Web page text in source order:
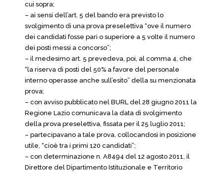
cui sopra;
– ai sensi dell’art. 5 del bando era previsto lo
svolgimento di una prova preselettiva “ove il numero
dei candidati fosse pari o superiore a 5 volte il numero
dei posti messi a concorso”;
– il medesimo art. 5 prevedeva, poi, al comma 4, che
“la riserva di posti del 50% a favore del personale
interno operasse anche sull’esito” della su menzionata
prova;
– con avviso pubblicato nel BURL del 28 giugno 2011 la
Regione Lazio comunicava la data di svolgimento
della prova preselettiva, fissata per il 25 luglio 2011;
– partecipavano a tale prova, collocandosi in posizione
utile, “cioè tra i primi 120 candidati”;
– con determinazione n. A8494 del 12 agosto 2011, il
Direttore del Dipartimento Istituzionale e Territorio